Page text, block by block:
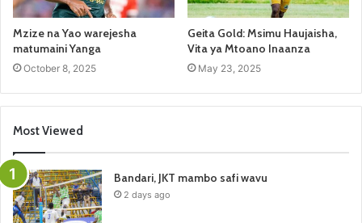
Mzize na Yao warejesha
matumaini Yanga
October 8, 2025
Geita Gold: Msimu Haujaisha,
Vita ya Mtoano Inaanza
May 23, 2025
Most Viewed
Bandari, JKT mambo safi wavu
2 days ago